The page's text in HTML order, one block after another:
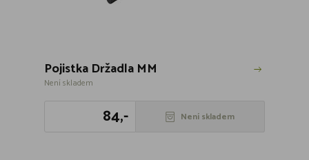
Pojistka Držadla MM
Není skladem
84,- Není skladem